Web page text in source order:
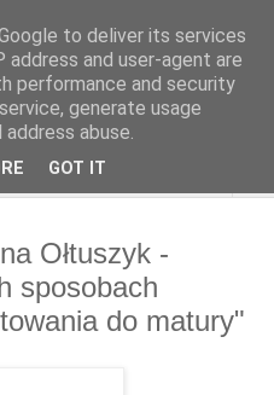
Ołtuszyk -
sposobach
do matury"
to deliver its services
address and user-agent are
performance and security
generate usage
abuse.
GOT IT